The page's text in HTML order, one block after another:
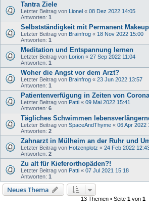
Tantra Ziele
Letzter Beitrag von Lionel « 08 Dez 2022 14:05
Antworten: 1
Selbstständigkeit mit Permanent Makeup
Letzter Beitrag von Brainfrog « 18 Nov 2022 15:00
Antworten: 1
Meditation und Entspannung lernen
Letzter Beitrag von Lorion « 27 Sep 2022 11:04
Antworten: 1
Woher die Angst vor dem Arzt?
Letzter Beitrag von Brainfrog « 23 Jun 2022 13:57
Antworten: 1
Patientenverfügung in Zeiten von Corona
Letzter Beitrag von Patti « 09 Mai 2022 15:41
Antworten: 6
Tägliches Schwimmen
Letzter Beitrag von SpaceAndThyme « 06 Apr 2022
Antworten: 2
Zahnarzt in Mülheim an der Ruhr und
Letzter Beitrag von Hotzenplotz « 24 Feb 2022
Antworten: 2
Zu alt für Kieferorthopäden?!
Letzter Beitrag von Patti « 07 Jul 2021 15:18
Antworten: 1
Neues Thema
13 Themen • Seite 1 von 1